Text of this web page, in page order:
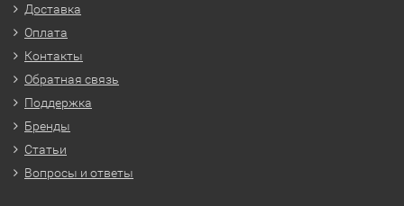
Доставка
Оплата
Контакты
Обратная связь
Поддержка
Бренды
Статьи
Вопросы и ответы